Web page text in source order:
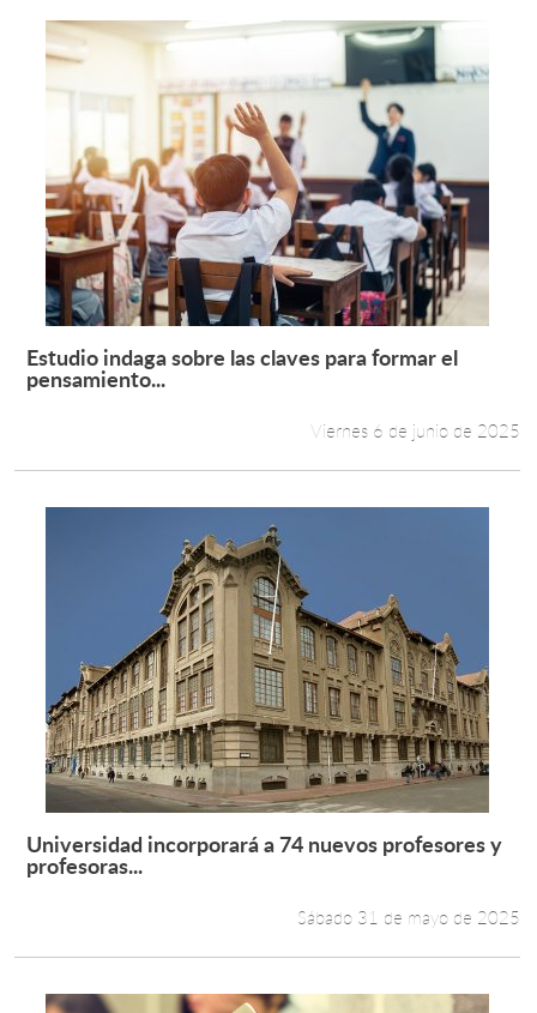
Leer más +
Estudio indaga sobre las claves para formar el
pensamiento...
Viernes 6 de junio de 2025
Leer más +
Universidad incorporará a 74 nuevos profesores y
profesoras...
Sábado 31 de mayo de 2025